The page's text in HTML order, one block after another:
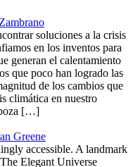
soluciones a la crisis
en los inventos para
generan el calentamiento
que poco han logrado las
de los cambios que
climática en nuestro
[…]
Greene
accessible. A landmark
Elegant Universe